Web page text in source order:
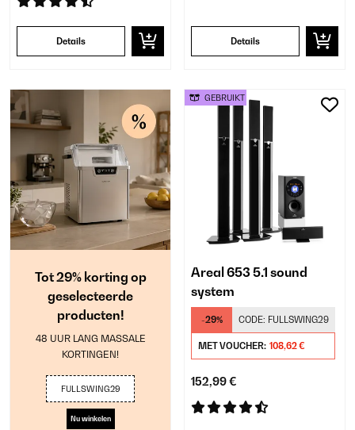
Details Details
Tot 29% korting op
geselecteerde
producten!
48 UUR LANG MASSALE
KORTINGEN!
FULLSWING29
Nu winkelen
Areal 653 5.1 sound
system
-29% CODE: FULLSWING29
MET VOUCHER: 108,62 €
152,99 €
GEBRUIKT